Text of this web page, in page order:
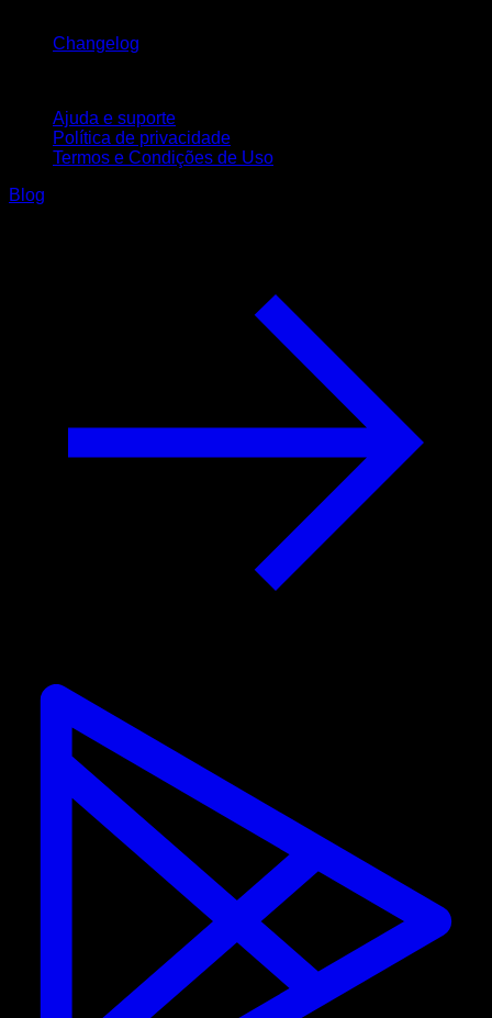
Changelog
Ajuda e suporte
Política de privacidade
Termos e Condições de Uso
Blog